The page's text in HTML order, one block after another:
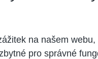
vloží UPC karta a vše bude
lovka-upc/.
na našem webu,
pro správné